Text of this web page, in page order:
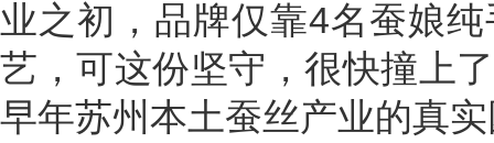
业之初，品牌仅靠4名蚕娘
艺，可这份坚守，很快撞上
早年苏州本土蚕丝产业的真